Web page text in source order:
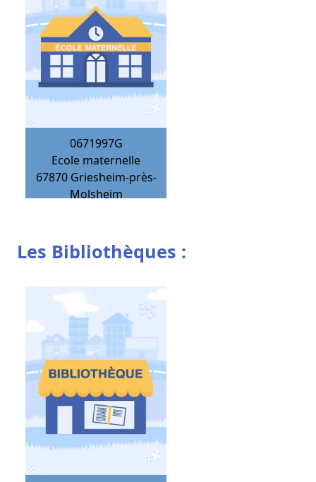
0671997G
Ecole maternelle
67870 Griesheim-près-
Molsheim
Les Bibliothèques :